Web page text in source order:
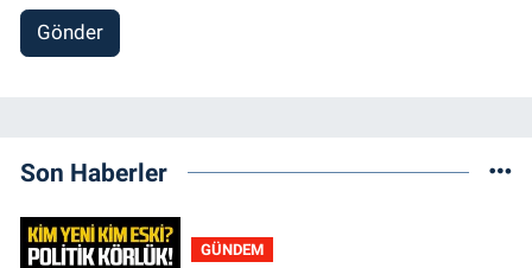
Gönder
Son Haberler
GÜNDEM